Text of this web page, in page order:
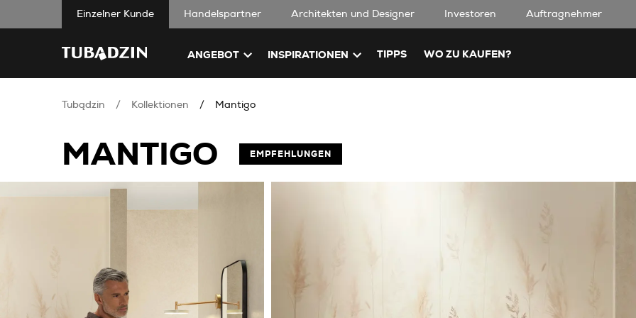
Einzelner Kunde Handelspartner Architekten und Designer Investoren Auftragnehmer
ANGEBOT INSPIRATIONEN TIPPS WO ZU KAUFEN?
Tubądzin Kollektionen Mantigo
MANTIGO EMPFEHLUNGEN